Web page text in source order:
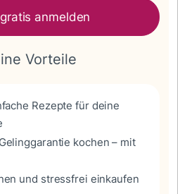
anmelden
Vorteile
Rezepte für deine
kochen – mit
und stressfrei einkaufen